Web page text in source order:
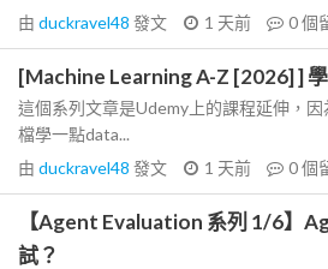
由 duckravel48 發文 1 天前 0個
[Machine Learning A-Z [2026] ]
這個系列文章是Udemy上的課程延伸，
檔學一點data...
由 duckravel48 發文 1 天前 0個
【Agent Evaluation 系列 1/6】
試？